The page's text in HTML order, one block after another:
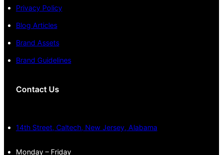
Privacy Policy
Blog Articles
Brand Assets
Brand Guidelines
Contact Us
14th Street, Caltech, New Jersey, Alabama
Monday – Friday